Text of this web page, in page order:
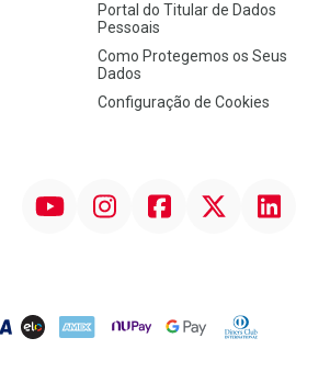
Portal do Titular de Dados
Pessoais
Como Protegemos os Seus
Dados
Configuração de Cookies
InstagramFacebookTwitter Linkedin
ELO AMEX NuPay Google PayDiners Club